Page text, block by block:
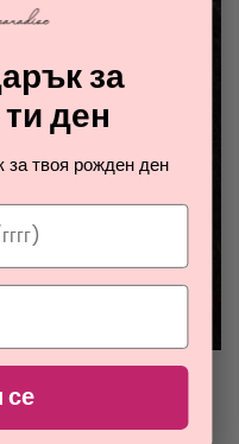
в грижата за
във вашия
за
ден
твоя рожден ден